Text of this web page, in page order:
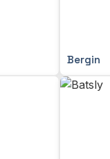
Bergin